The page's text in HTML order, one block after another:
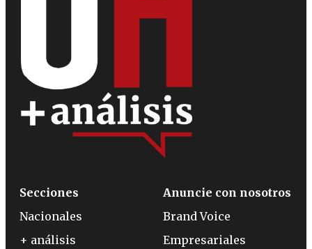
Secciones
Nacionales
+ análisis
Anuncie con nosotros
Brand Voice
Empresariales